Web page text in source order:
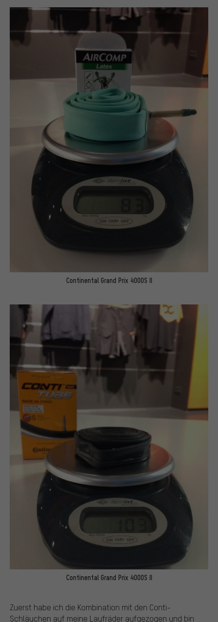
Continental Grand Prix 4000S II
Continental Grand Prix 4000S II
Zuerst habe ich die Kombination mit den Conti-
Schläuchen auf meine Laufräder aufgezogen und bin